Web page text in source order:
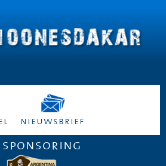
nieuwsbrief
sponsoring